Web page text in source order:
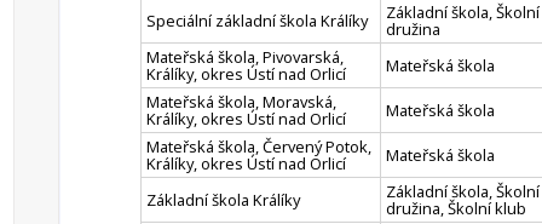
Speciální základní škola Králíky Základní škola, Školní
družina
Mateřská škola, Pivovarská,
Králíky, okres Ústí nad Orlicí
Mateřská škola
Mateřská škola, Moravská,
Králíky, okres Ústí nad Orlicí
Mateřská škola
Mateřská škola, Červený Potok,
Králíky, okres Ústí nad Orlicí Mateřská škola
Základní škola Králíky Základní škola, Školní
družina, Školní klub